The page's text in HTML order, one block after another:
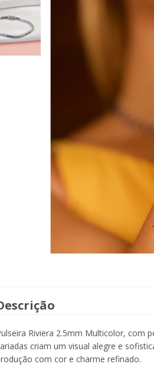
Riviera 2.5mm Multicolor, com
criam um visual alegre e
com cor e charme refinado.